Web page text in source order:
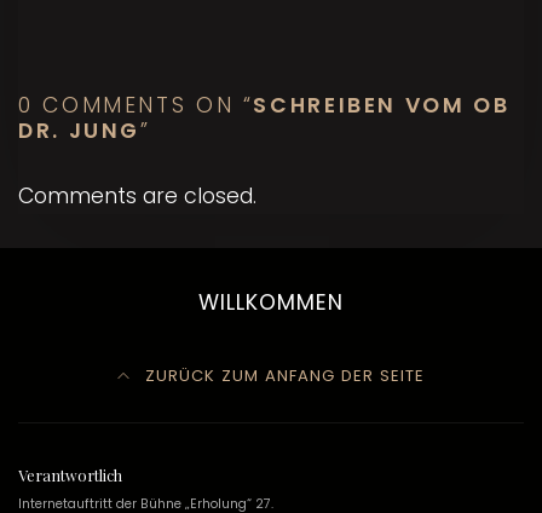
0 COMMENTS ON “SCHREIBEN VOM OB
DR. JUNG”
Comments are closed.
WILLKOMMEN
ZURÜCK ZUM ANFANG DER SEITE
Verantwortlich
Internetauftritt der Bühne „Erholung“ 27.